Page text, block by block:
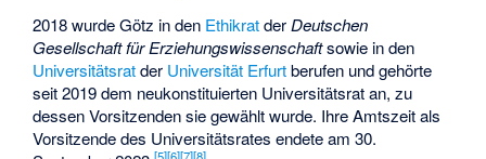
2018 wurde Götz in den EthikratderDeutschen
Gesellschaft für Erziehungswissenschaftsowie in den
Universitätsratder Universität Erfurtberufen und gehörte
seit 2019 dem neukonstituierten Universitätsrat an, zu
dessen Vorsitzenden sie gewählt wurde. Ihre Amtszeit als
Vorsitzende des Universitätsrates endete am 30.